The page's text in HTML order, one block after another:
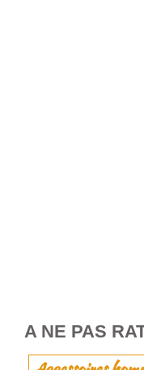
A NE PAS